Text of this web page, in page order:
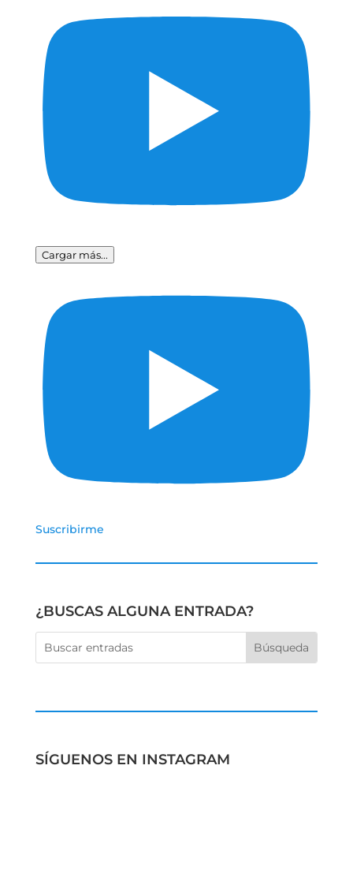
Cargar más...
Suscribirme
¿BUSCAS ALGUNA ENTRADA?
SÍGUENOS EN INSTAGRAM